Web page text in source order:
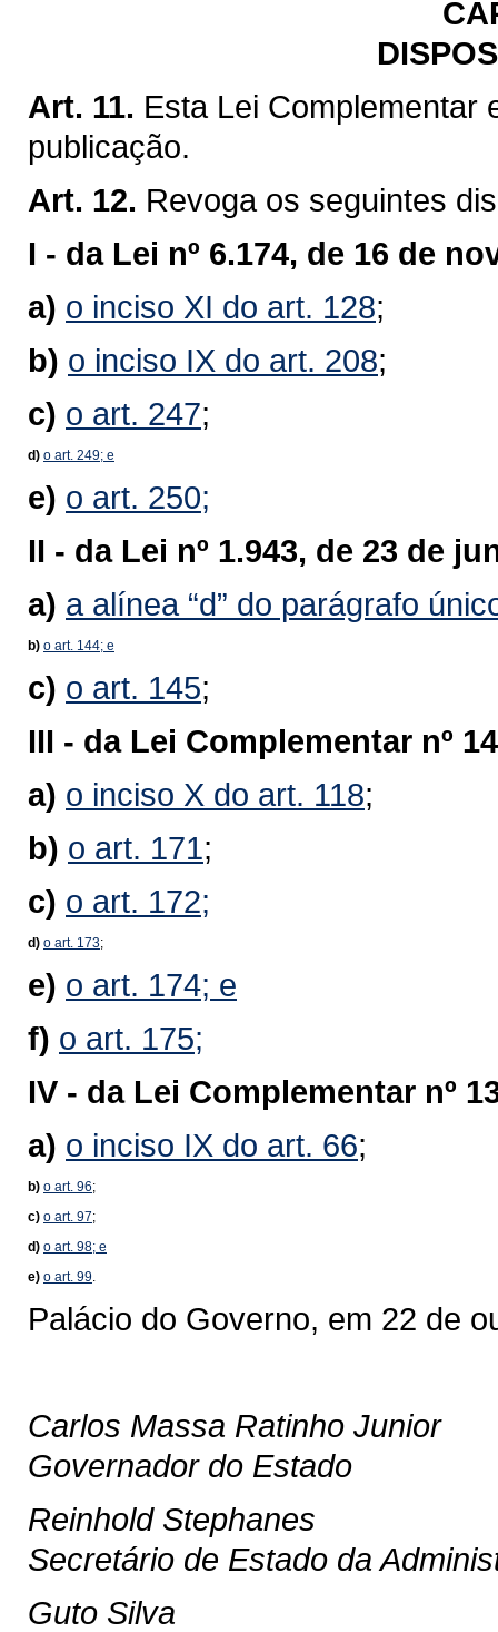
Art. 11. Esta Lei Complementar
publicação.
Art. 12. Revoga os seguintes
I - da Lei nº 6.174, de 16 de
a) o inciso XI do art. 128;
b) o inciso IX do art. 208;
c) o art. 247;
d) o art. 249; e
e) o art. 250;
II - da Lei nº 1.943, de 23 de
a) a alínea “d” do parágrafo
b) o art. 144; e
c) o art. 145;
III - da Lei Complementar nº
a) o inciso X do art. 118;
b) o art. 171;
c) o art. 172;
d) o art. 173;
e) o art. 174; e
f) o art. 175;
IV - da Lei Complementar nº
a) o inciso IX do art. 66;
b) o art. 96;
c) o art. 97;
d) o art. 98; e
e) o art. 99.
Palácio do Governo, em 22 de
Carlos Massa Ratinho Junior
Governador do Estado
Reinhold Stephanes
Secretário de Estado da
Guto Silva